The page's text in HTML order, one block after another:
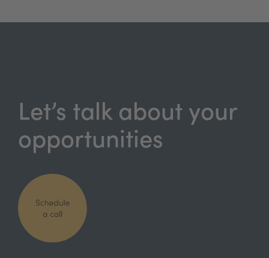
Let’s talk about your
opportunities